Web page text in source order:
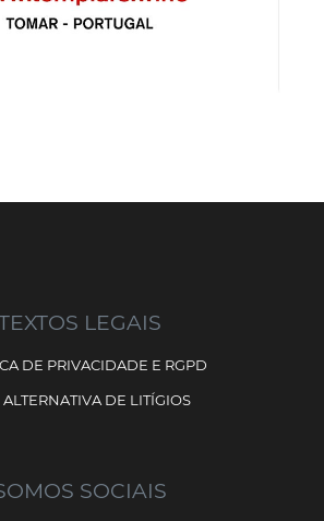
LEGAIS
DE PRIVACIDADE E RGPD
ALTERNATIVA DE LITÍGIOS
SOCIAIS